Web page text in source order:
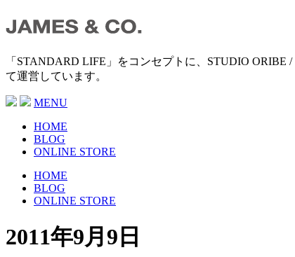
「STANDARD LIFE」をコンセプトに、STUDIO
て運営しています。
MENU
HOME
BLOG
ONLINE STORE
HOME
BLOG
ONLINE STORE
2011年9月9日